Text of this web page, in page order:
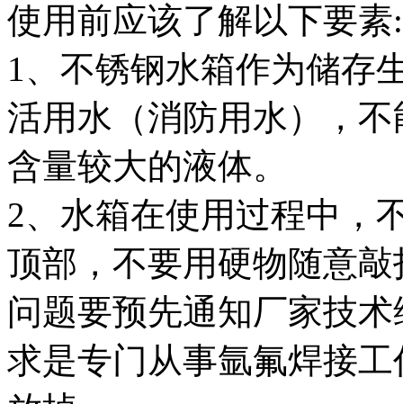
使用前应该了解以下要素:
1、不锈钢水箱作为储存
活用水（消防用水），
含量较大的液体。
2、水箱在使用过程中，
顶部，不要用硬物随意
问题要预先通知厂家技
求是专门从事氩氟焊接